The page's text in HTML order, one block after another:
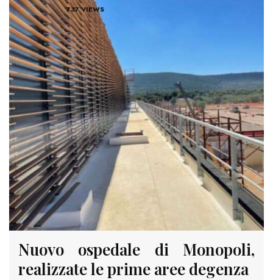
737 VIEWS
Nuovo ospedale di Monopoli,
realizzate le prime aree degenza